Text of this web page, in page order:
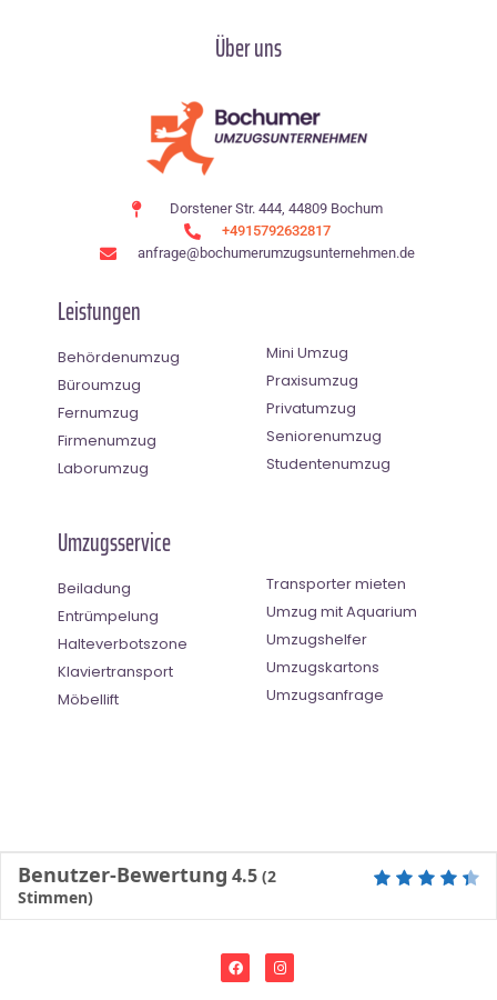
Über uns
Dorstener Str. 444, 44809 Bochum
+4915792632817
anfrage@bochumerumzugsunternehmen.de
Leistungen
Behördenumzug
Büroumzug
Fernumzug
Firmenumzug
Laborumzug
Mini Umzug
Praxisumzug
Privatumzug
Seniorenumzug
Studentenumzug
Umzugsservice
Beiladung
Entrümpelung
Halteverbotszone
Klaviertransport
Möbellift
Transporter mieten
Umzug mit Aquarium
Umzugshelfer
Umzugskartons
Umzugsanfrage
Benutzer-Bewertung 4.5 (2
Stimmen)